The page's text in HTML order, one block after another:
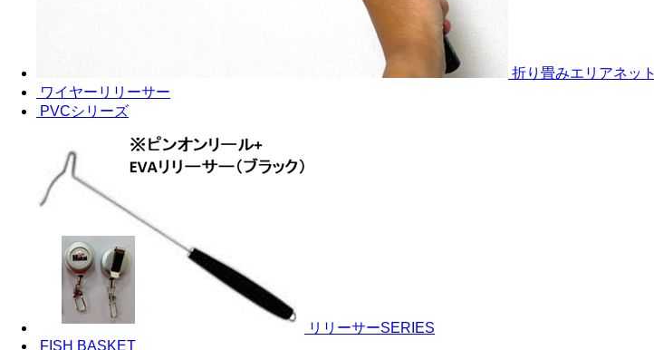
折り畳みエリアネット
ワイヤーリリーサー
PVCシリーズ
リリーサーSERIES
FISH BASKET